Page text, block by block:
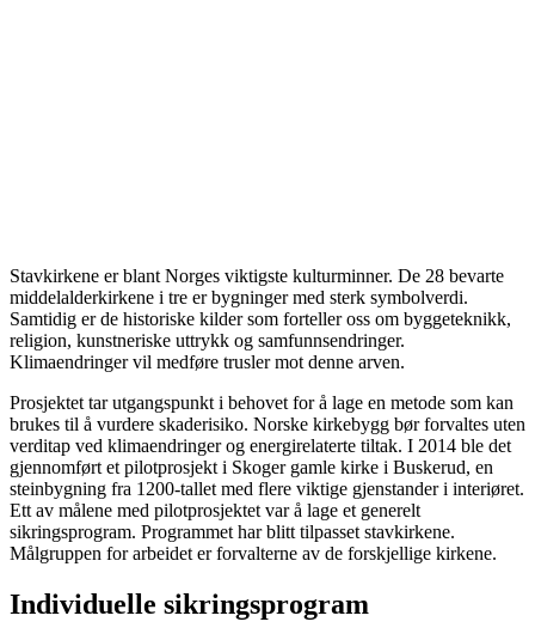
Stavkirkene er blant Norges viktigste kulturminner. De 28 bevarte
middelalderkirkene i tre er bygninger med sterk symbolverdi.
Samtidig er de historiske kilder som forteller oss om byggeteknikk,
religion, kunstneriske uttrykk og samfunnsendringer.
Klimaendringer vil medføre trusler mot denne arven.
Prosjektet tar utgangspunkt i behovet for å lage en metode som kan
brukes til å vurdere skaderisiko. Norske kirkebygg bør forvaltes uten
verditap ved klimaendringer og energirelaterte tiltak. I 2014 ble det
gjennomført et pilotprosjekt i Skoger gamle kirke i Buskerud, en
steinbygning fra 1200-tallet med flere viktige gjenstander i interiøret.
Ett av målene med pilotprosjektet var å lage et generelt
sikringsprogram. Programmet har blitt tilpasset stavkirkene.
Målgruppen for arbeidet er forvalterne av de forskjellige kirkene.
Individuelle sikringsprogram